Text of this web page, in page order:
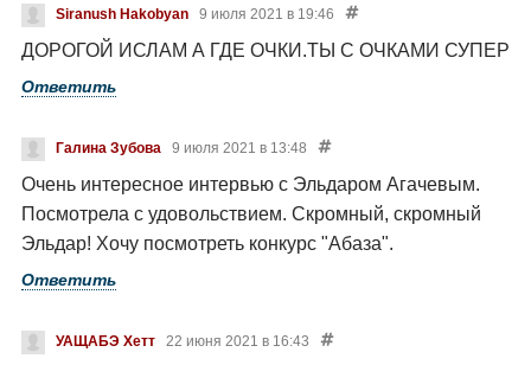
Siranush Hakobyan 9 июля 2021 в 19:46
ДОРОГОЙ ИСЛАМ А ГДЕ ОЧКИ.ТЫ С ОЧКАМИ СУПЕР
Ответить
Галина Зубова 9 июля 2021 в 13:48
Очень интересное интервью с Эльдаром Агачевым.
Посмотрела с удовольствием. Скромный, скромный
Эльдар! Хочу посмотреть конкурс "Абаза".
Ответить
УАЩАБЭ Хетт 22 июня 2021 в 16:43